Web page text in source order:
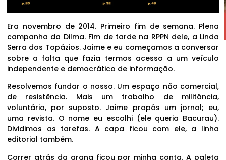
Era novembro de 2014. Primeiro fim de semana. Plena
campanha da Dilma. Fim de tarde na RPPN dele, a Linda
Serra dos Topázios. Jaime e eu começamos a conversar
sobre a falta que fazia termos acesso a um veículo
independente e democrático de informação.
Resolvemos fundar o nosso. Um espaço não comercial,
de resistência. Mais um trabalho de militância,
voluntário, por suposto. Jaime propôs um jornal; eu,
uma revista. O nome eu escolhi (ele queria Bacurau).
Dividimos as tarefas. A capa ficou com ele, a linha
editorial também.
Correr atrás da grana ficou por minha conta. A paleta